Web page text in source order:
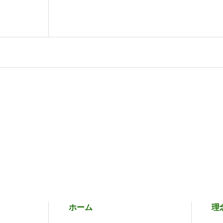
ホーム 理